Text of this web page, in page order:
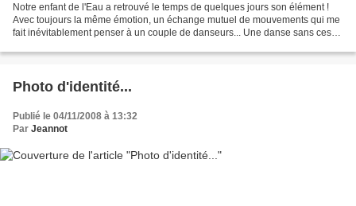
Notre enfant de l'Eau a retrouvé le temps de quelques jours son élément !
Avec toujours la même émotion, un échange mutuel de mouvements qui me
fait inévitablement penser à un couple de danseurs... Une danse sans cesse
Photo d'identité...
Publié le 04/11/2008 à 13:32
Par Jeannot